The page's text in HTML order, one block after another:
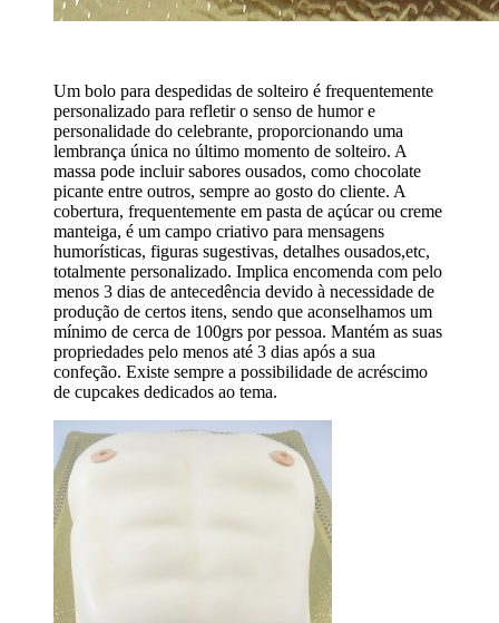
Um bolo para despedidas de solteiro é frequentemente
personalizado para refletir o senso de humor e
personalidade do celebrante, proporcionando uma
lembrança única no último momento de solteiro. A
massa pode incluir sabores ousados, como chocolate
picante entre outros, sempre ao gosto do cliente. A
cobertura, frequentemente em pasta de açúcar ou creme
manteiga, é um campo criativo para mensagens
humorísticas, figuras sugestivas, detalhes ousados,etc,
totalmente personalizado. Implica encomenda com pelo
menos 3 dias de antecedência devido à necessidade de
produção de certos itens, sendo que aconselhamos um
mínimo de cerca de 100grs por pessoa. Mantém as suas
propriedades pelo menos até 3 dias após a sua
confeção. Existe sempre a possibilidade de acréscimo
de cupcakes dedicados ao tema.